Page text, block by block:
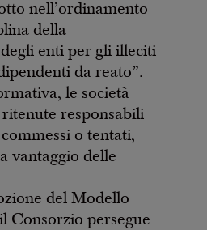
nell’ordinamento
della
enti per gli illeciti
da reato”.
le società
ritenute responsabili
o tentati,
vantaggio delle
del Modello
Consorzio persegue